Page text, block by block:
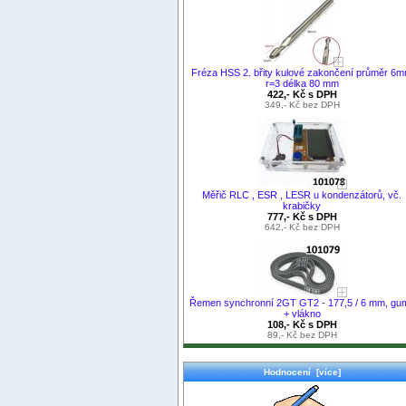
Fréza HSS 2. břity kulové zakončení průměr
r=3 délka 80 mm
422,- Kč s DPH
349,- Kč bez DPH
Měřič RLC , ESR , LESR u kondenzátorů, vč.
krabičky
777,- Kč s DPH
642,- Kč bez DPH
Řemen synchronní 2GT GT2 - 177,5 / 6 mm,
+ vlákno
108,- Kč s DPH
89,- Kč bez DPH
Hodnocení [více]